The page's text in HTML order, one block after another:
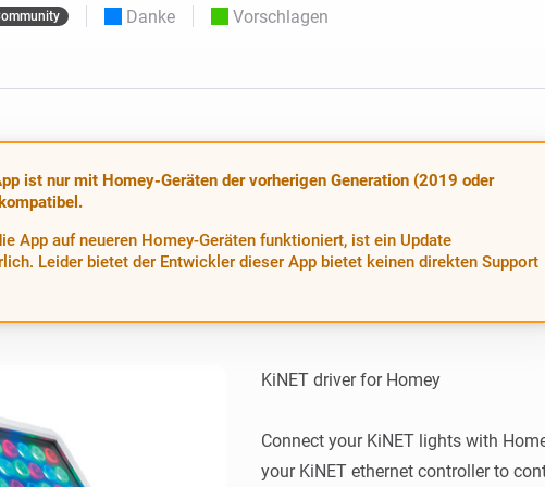
Homey Energy Dongle
Hauses in Echtzeit. deinem
Wähle oder erstelle Voreinstellungen für die
Danke Vorschlagen
ist nur mit Homey-Geräten der vorherigen Generation (2019 oder
App auf neueren Homey-Geräten funktioniert, ist ein Update
Leider bietet der Entwickler dieser App bietet keinen direkten Support
KiNET driver for Homey
Connect your KiNET lights with
your KiNET ethernet controller to